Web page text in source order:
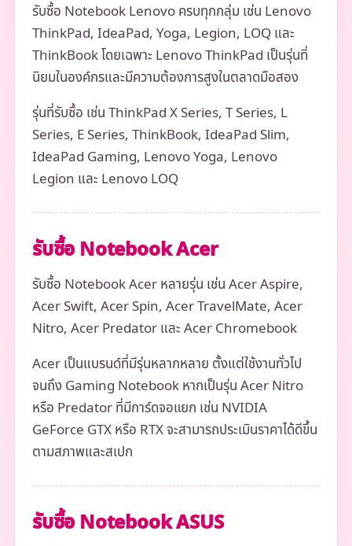
รับซื้อ Notebook Lenovo ครบทุกกลุ่ม เช่น Lenovo
ThinkPad, IdeaPad, Yoga, Legion, LOQ และ
ThinkBook โดยเฉพาะ Lenovo ThinkPad เป็นรุ่นที่
นิยมในองค์กรและมีความต้องการสูงในตลาดมือสอง
รุ่นที่รับซื้อ เช่น ThinkPad X Series, T Series, L
Series, E Series, ThinkBook, IdeaPad Slim,
IdeaPad Gaming, Lenovo Yoga, Lenovo
Legion และ Lenovo LOQ
รับซื้อ Notebook Acer
รับซื้อ Notebook Acer หลายรุ่น เช่น Acer Aspire,
Acer Swift, Acer Spin, Acer TravelMate, Acer
Nitro, Acer Predator และ Acer Chromebook
Acer เป็นแบรนด์ที่มีรุ่นหลากหลาย ตั้งแต่ใช้งานทั่วไป
จนถึง Gaming Notebook หากเป็นรุ่น Acer Nitro
หรือ Predator ที่มีการ์ดจอแยก เช่น NVIDIA
GeForce GTX หรือ RTX จะสามารถประเมินราคาได้ดีขึ้น
ตามสภาพและสเปก
รับซื้อ Notebook ASUS